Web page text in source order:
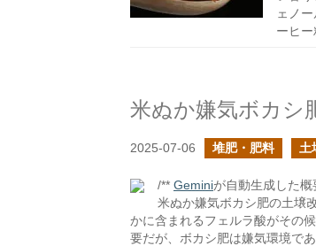
ェノ
ーヒ
米ぬか嫌気ボカシ
2025-07-06 堆肥・肥料 土
/** Geminiが自動生成した概
米ぬか嫌気ボカシ肥の土壌
かに含まれるフェルラ酸がその
要だが、ボカシ肥は嫌気環境で